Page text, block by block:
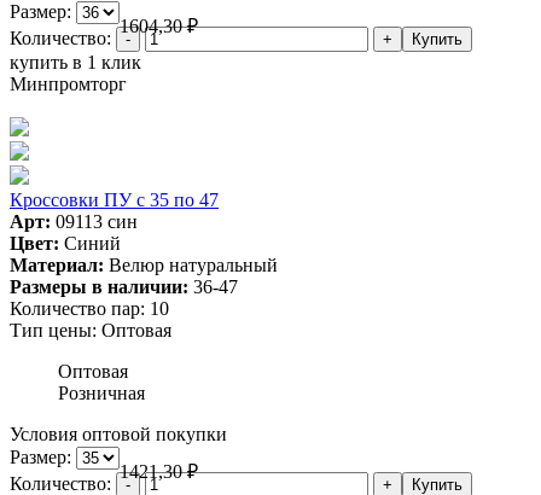
Размер:
1604,30₽
Количество:
купить в 1 клик
Минпромторг
Кроссовки ПУ с 35 по 47
Арт: 09113 син
Цвет: Синий
Материал: Велюр натуральный
Размеры в наличии: 36-47
Количество пар: 10
Тип цены: Оптовая
Оптовая
Розничная
Условия оптовой покупки
Размер:
1421,30₽
Количество: